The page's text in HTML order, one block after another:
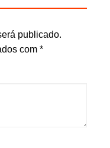
publicado.
com *